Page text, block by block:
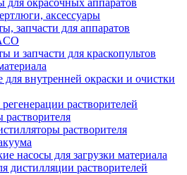
для окрасочных аппаратов
аксессуары
запчасти для аппаратов
и запчасти для краскопультов
для внутренней окраски и очистки
растворителей
растворителя
растворителя
насосы для загрузки материала
дистилляции растворителей